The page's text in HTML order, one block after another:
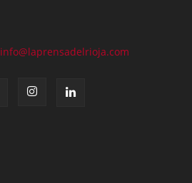
info@laprensadelrioja.com